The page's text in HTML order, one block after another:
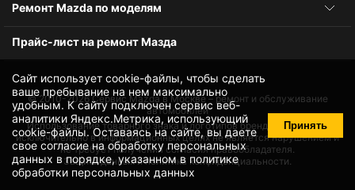
Сайт использует cookie-файлы, чтобы сделать
ваше пребывание на нем максимально
удобным. К cайту подключен сервис веб-
аналитики Яндекс.Метрика, использующий
cookie-файлы. Оставаясь на сайте, вы даете
своесогласие на обработку персональных
данных в порядке, указанном в политике
обработки персональных данных
Принять
Ремонт Mazda по моделям
Прайс-лист на ремонт Мазда
© 2010-2026Сервис Mazda в Москве – ремонт и обслуживание
автомобилей
Использование товарного знака и логотипов бренда происходит
исключительно в информационных целях не является нарушением и
не требует получения согласия правообладателя.
Защита данных и политика конфиденциальности.